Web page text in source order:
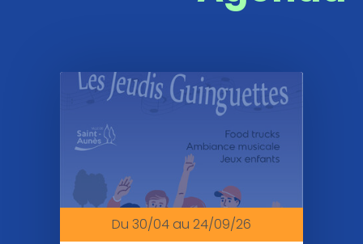
Du 30/04 au 24/09/26